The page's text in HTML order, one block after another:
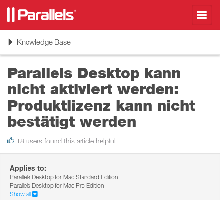
ToggleKnowledge Base
Parallels Desktop kann
nicht aktiviert werden:
Produktlizenz kann nicht
bestätigt werden
18 users found this article helpful
Applies to:
Parallels Desktop for Mac Standard Edition
Parallels Desktop for Mac Pro Edition
Show all